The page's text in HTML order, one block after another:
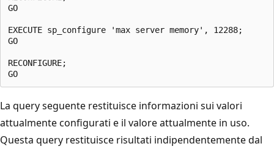
GO
EXECUTE sp_configure 'max server memory', 12288;
GO
RECONFIGURE;
La query seguente restituisce informazioni sui valori
attualmente configurati e il valore attualmente in uso.
Questa query restituisce risultati indipendentemente dal